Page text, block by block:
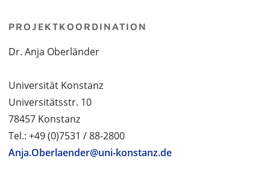
PROJEKTKOORDINATION
Dr. Anja Oberländer
Universität Konstanz
Universitätsstr. 10
78457 Konstanz
Tel.: +49 (0)7531 / 88-2800
Anja.Oberlaender@uni-konstanz.de